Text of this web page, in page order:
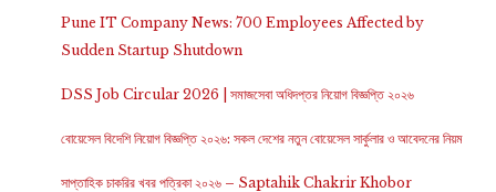
Pune IT Company News: 700 Employees Affected by
Sudden Startup Shutdown
DSS Job Circular 2026 | সমাজসেবা অধিদপ্তর নিয়োগ বিজ্ঞপ্তি ২০২৬
বোয়েসেল বিদেশি নিয়োগ বিজ্ঞপ্তি ২০২৬: সকল দেশের নতুন বোয়েসেল সার্কুলার ও আবেদনের নিয়ম
সাপ্তাহিক চাকরির খবর পত্রিকা ২০২৬ – Saptahik Chakrir Khobor